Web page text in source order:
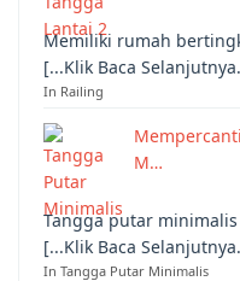
Memiliki rumah
[...Klik Baca
In Railing
M…
Tangga putar
[...Klik Baca
In Tangga Putar Minimalis